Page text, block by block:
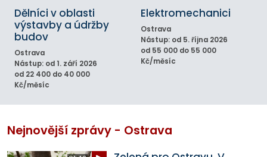
Dělníci v oblasti
výstavby a údržby
budov
Ostrava
Nástup: od 1. září 2026
od 22 400 do 40 000
Kč/měsíc
Elektromechanici
Ostrava
Nástup: od 5. října 2026
od 55 000 do 55 000
Kč/měsíc
Nejnovější zprávy - Ostrava